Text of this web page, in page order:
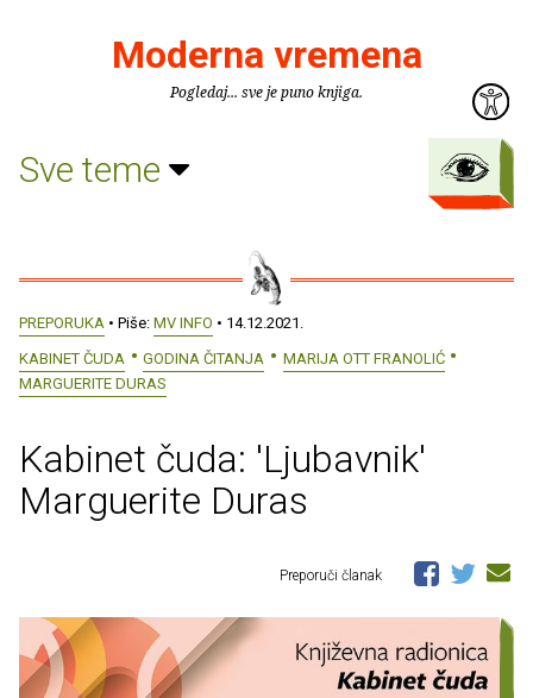
Moderna vremena
Pogledaj... sve je puno knjiga.
Sve teme
PREPORUKA • Piše: MV INFO • 14.12.2021.
KABINET ČUDA
GODINA ČITANJA
MARIJA OTT FRANOLIĆ
MARGUERITE DURAS
Kabinet čuda: 'Ljubavnik'
Marguerite Duras
Preporuči članak